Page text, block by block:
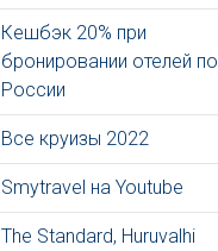
Кешбэк 20% при
бронировании отелей по
России
Все круизы 2022
Smytravel на Youtube
The Standard, Huruvalhi